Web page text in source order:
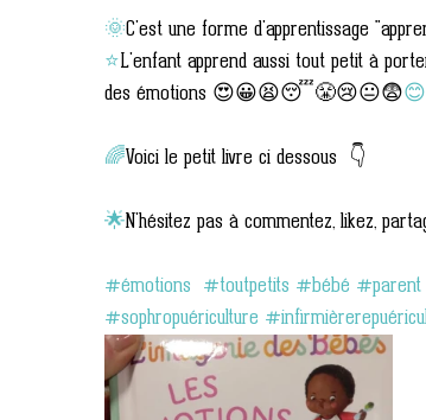
🌞C'est une forme d'apprentissage
⭐L'enfant apprend aussi tout petit à
des émotions 😍😀😫😴😤😢😐😨😊
🌈Voici le petit livre ci dessous  👇
🌟N'hésitez pas à commentez, likez,
#émotions #toutpetits #bébé #parent
#sophropuériculture